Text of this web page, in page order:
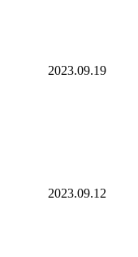
2023.09.19
2023.09.12